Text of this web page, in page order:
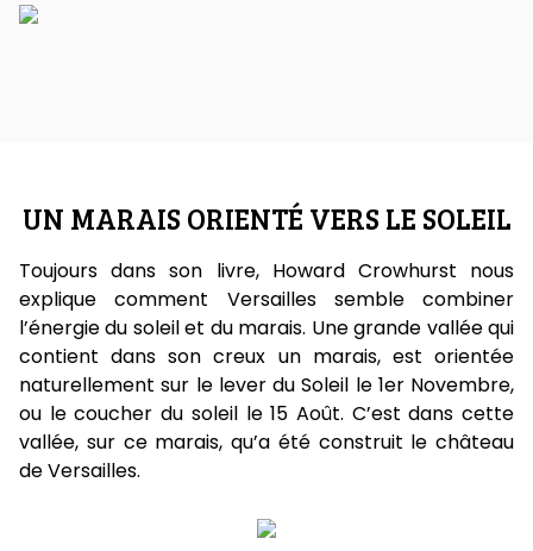
UN MARAIS ORIENTÉ VERS LE SOLEIL
Toujours dans son livre, Howard Crowhurst nous
explique comment Versailles semble combiner
l’énergie du soleil et du marais. Une grande vallée qui
contient dans son creux un marais, est orientée
naturellement sur le lever du Soleil le 1er Novembre,
ou le coucher du soleil le 15 Août. C’est dans cette
vallée, sur ce marais, qu’a été construit le château
de Versailles.